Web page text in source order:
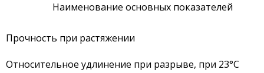
Наименование основных показателей
Прочность при растяжении
Относительное удлинение при разрыве, при 23°С